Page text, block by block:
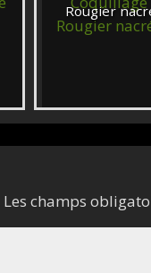
Rougier
Les champs